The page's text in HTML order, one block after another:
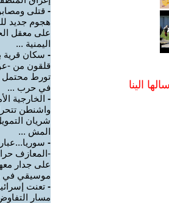
الينا
- قتلى
هجوم جديد
على معقل
اليمنية ...
- سكان قرية
قلقون من -
تورط محتمل
في حرب ...
- الخارجية
واشنطن
شريان
المش ...
-
-المعازف
على جدار
موسيقي في
- تعنت
مسار